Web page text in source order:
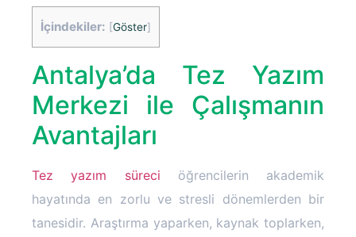
İçindekiler: [Göster]
Antalya’da Tez Yazım
Merkezi ile Çalışmanın
Avantajları
Tez yazım süreci öğrencilerin akademik
hayatında en zorlu ve stresli dönemlerden bir
tanesidir. Araştırma yaparken, kaynak toplarken,